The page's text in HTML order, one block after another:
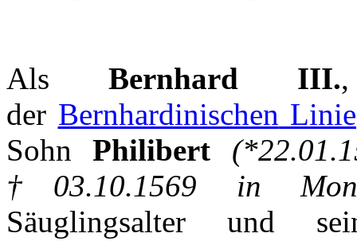
Als Bernhard III.
der Bernhardinischen Linie
Sohn
Philibert
†03.10.1569 in
Säuglingsalter und